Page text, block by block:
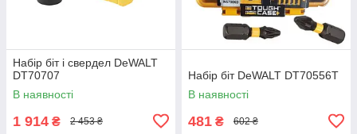
Набір біт і свердел DeWALT
DT70707
В наявності
1 914 ₴ 2 453 ₴
Набір біт DeWALT DT70556T
В наявності
481 ₴ 602 ₴